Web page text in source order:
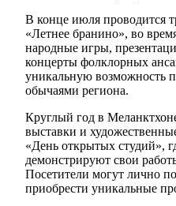
В конце июля проводится
«Летнее бранино», во
народные игры,
концерты фолклорных
уникальную возможность
обычаями региона.
Круглый год в
выставки и
«День открытых студий»,
демонстрируют свои
Посетители могут лично
приобрести уникальные